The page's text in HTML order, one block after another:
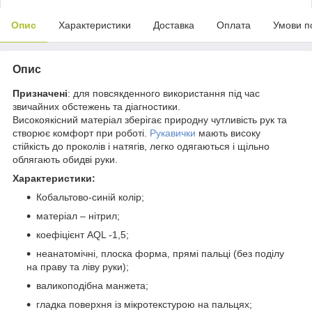
Опис Характеристики Доставка Оплата Умови
Опис
Призначені: для повсякденного використання під час
звичайних обстежень та діагностики.
Високоякісний матеріал зберігає природну чутливість рук та
створює комфорт при роботі. Рукавички мають високу
стійкість до проколів і натягів, легко одягаються і щільно
облягають обидві руки.
Характеристики:
Кобальтово-синій колір;
матеріал – нітрил;
коефіцієнт AQL -1,5;
неанатомічні, плоска форма, прямі пальці (без поділу
на праву та ліву руки);
валикоподібна манжета;
гладка поверхня із мікротекстурою на пальцях;